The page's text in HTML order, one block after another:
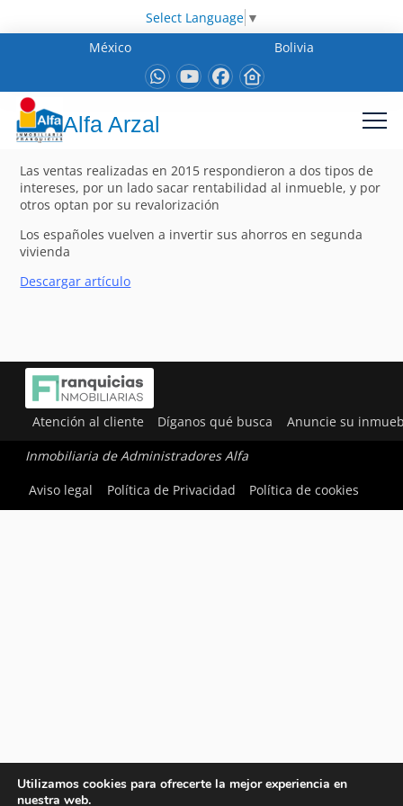
Select Language ▼
México
Bolivia
Alfa Arzal
Las ventas realizadas en 2015 respondieron a dos tipos de
intereses, por un lado sacar rentabilidad al inmueble, y por
otros optan por su revalorización
Los españoles vuelven a invertir sus ahorros en segunda
vivienda
Descargar artículo
Atención al cliente Díganos qué busca Anuncie su
Inmobiliaria de Administradores Alfa
Aviso legal
Política de Privacidad Política de cookies
Utilizamos cookies para ofrecerte la mejor experiencia en
nuestra web.